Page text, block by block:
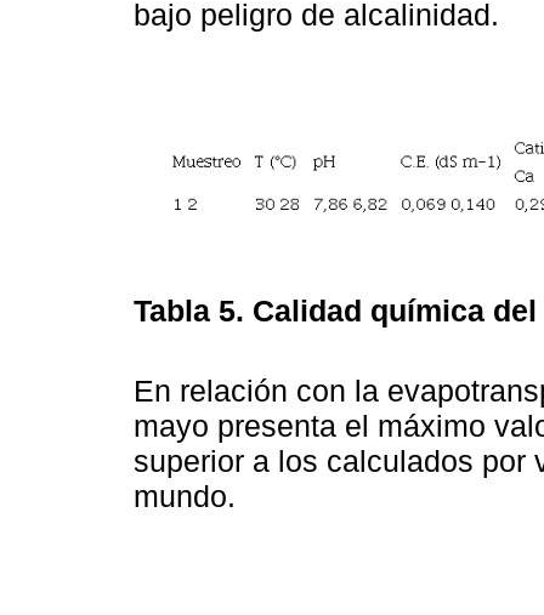
bajo peligro de alcalinidad.
Tabla 5. Calidad química
En relación con la
mayo presenta el máximo
superior a los calculados por
mundo.